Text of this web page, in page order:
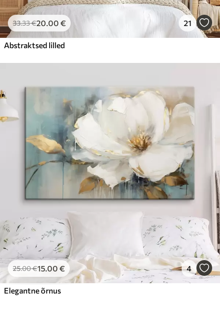
33.33€20.00 € 21
Abstraktsed lilled
25.00€15.00 € 4
Elegantne õrnus